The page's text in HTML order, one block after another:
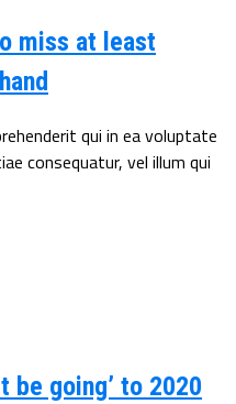
miss at least
qui in ea voluptate
consequatur, vel illum qui
be going’ to 2020